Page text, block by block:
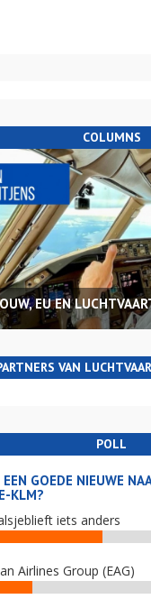
COLUMNS
EU EN
VAN
POLL
GOEDE NIEUWE
KLM?
iets anders
Airlines Group (EAG)